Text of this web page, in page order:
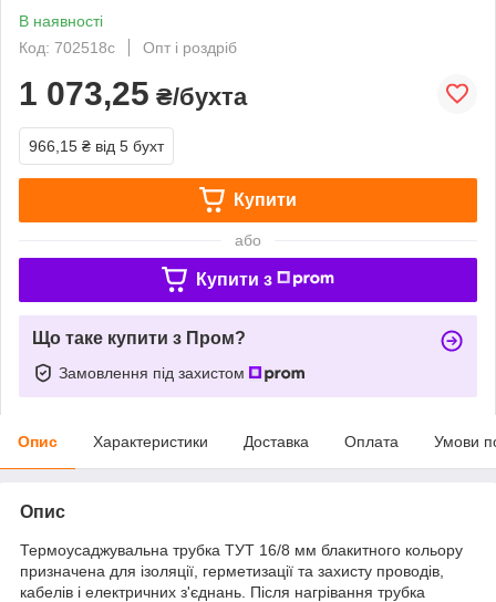
В наявності
Код: 702518с
Опт і роздріб
1 073,25 ₴/бухта
966,15 ₴ від 5 бухт
Купити
або
Купити з
Що таке купити з Пром?
Замовлення під захистом
Опис Характеристики Доставка Оплата Умови
Опис
Термоусаджувальна трубка ТУТ 16/8 мм блакитного кольору
призначена для ізоляції, герметизації та захисту проводів,
кабелів і електричних з'єднань. Після нагрівання трубка